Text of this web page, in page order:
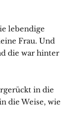
lebendige
Frau. Und
die war hinter
in die
die Weise, wie